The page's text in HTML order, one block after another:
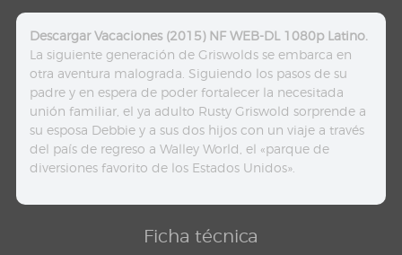
Descargar Vacaciones (2015) NF WEB-DL 1080p Latino.
La siguiente generación de Griswolds se embarca en
otra aventura malograda. Siguiendo los pasos de su
padre y en espera de poder fortalecer la necesitada
unión familiar, el ya adulto Rusty Griswold sorprende a
su esposa Debbie y a sus dos hijos con un viaje a través
del país de regreso a Walley World, el «parque de
diversiones favorito de los Estados Unidos».
Ficha técnica